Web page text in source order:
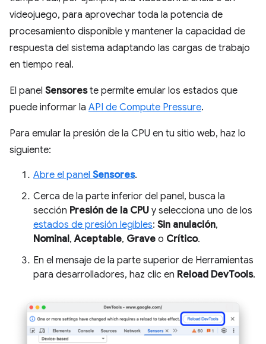
videojuego, para aprovechar toda la potencia de
procesamiento disponible y mantener la capacidad de
respuesta del sistema adaptando las cargas de trabajo
en tiempo real.
El panel Sensoreste permite emular los estados que
puede informar la API de Compute Pressure.
Para emular la presión de la CPU en tu sitio web, haz lo
siguiente:
Abre el panel Sensores.
Cerca de la parte inferior del panel, busca la
sección Presión de la CPU y selecciona uno de los
estados de presión legibles: Sin anulación,
Nominal,Aceptable, Grave o Crítico.
En el mensaje de la parte superior de Herramientas
para desarrolladores, haz clic en Reload DevTools.